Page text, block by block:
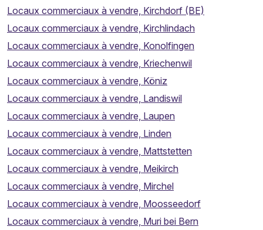
Locaux commerciaux à vendre, Kirchdorf (BE)
Locaux commerciaux à vendre, Kirchlindach
Locaux commerciaux à vendre, Konolfingen
Locaux commerciaux à vendre, Kriechenwil
Locaux commerciaux à vendre, Köniz
Locaux commerciaux à vendre, Landiswil
Locaux commerciaux à vendre, Laupen
Locaux commerciaux à vendre, Linden
Locaux commerciaux à vendre, Mattstetten
Locaux commerciaux à vendre, Meikirch
Locaux commerciaux à vendre, Mirchel
Locaux commerciaux à vendre, Moosseedorf
Locaux commerciaux à vendre, Muri bei Bern